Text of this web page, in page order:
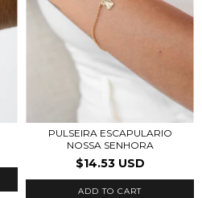
PULSEIRA ESCAPULARIO
NOSSA SENHORA
$14.53 USD
ADD TO CART